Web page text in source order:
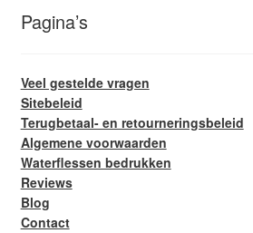
Pagina’s
Veel gestelde vragen
Sitebeleid
Terugbetaal- en retourneringsbeleid
Algemene voorwaarden
Waterflessen bedrukken
Reviews
Blog
Contact